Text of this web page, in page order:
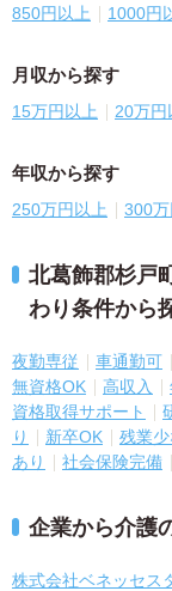
850円以上 1000円
月収から探す
15万円以上 20万円
年収から探す
250万円以上 300万
北葛飾郡杉戸
わり条件から
夜勤専従 車通勤可
無資格OK
高収入
資格取得サポート
り
新卒OK 残業
あり
社会保険完備
企業から介護
株式会社ベネッセス